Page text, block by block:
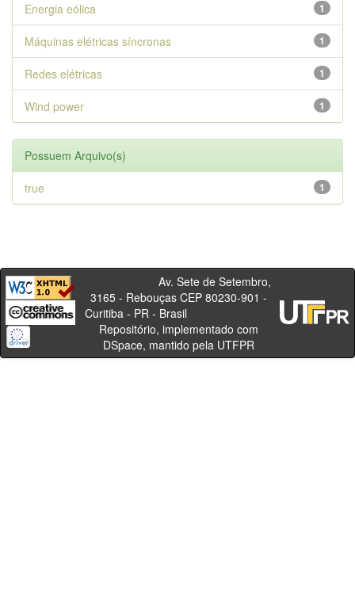
1
Energia eólica
1
Máquinas elétricas síncronas
1
Redes elétricas
1
Wind power
Possuem Arquivo(s)
1
true
Av. Sete de Setembro,
3165 - Rebouças CEP 80230-901 -
Curitiba - PR - Brasil
Repositório, implementado com
DSpace, mantido pela UTFPR